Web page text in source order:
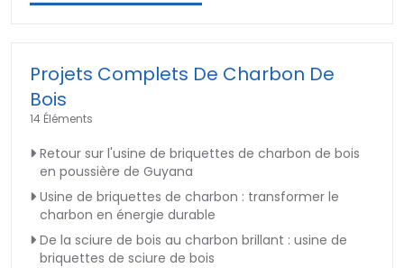
Projets Complets De Charbon De
Bois
14 Éléments
Retour sur l'usine de briquettes de charbon de bois
en poussière de Guyana
Usine de briquettes de charbon : transformer le
charbon en énergie durable
De la sciure de bois au charbon brillant : usine de
briquettes de sciure de bois